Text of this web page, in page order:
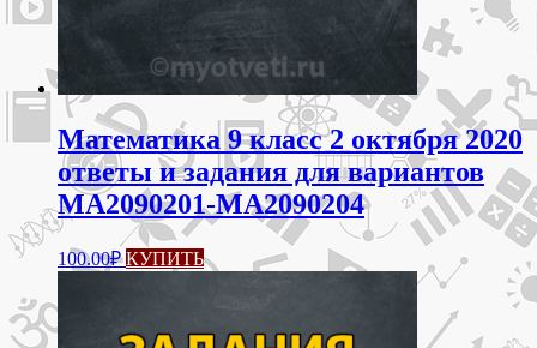
Математика 9 класс 2 октября 2020
ответы и задания для вариантов
МА2090201-МА2090204
100.00₽ КУПИТЬ